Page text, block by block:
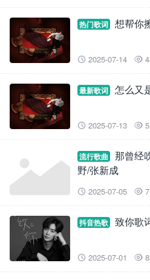
热门歌词 想帮你
 2025-07-14 
最新歌词 怎么又
 2025-07-13 
流行歌曲
那曾经
野/张新成
 2025-07-05 
抖音热歌 致你歌
 2025-07-01 